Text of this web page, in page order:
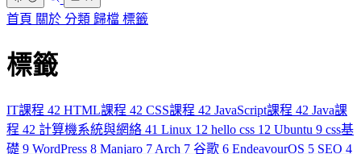
首頁 關於 分類 歸檔 標籤
標籤
IT課程 42 HTML課程 42 CSS課程 42 JavaScript課程 42 Java課
程 42 計算機系統與網絡 41 Linux 12 hello css 12 Ubuntu 9 css基
礎 9 WordPress 8 Manjaro 7 Arch 7 谷歌 6 EndeavourOS 5 SEO 4